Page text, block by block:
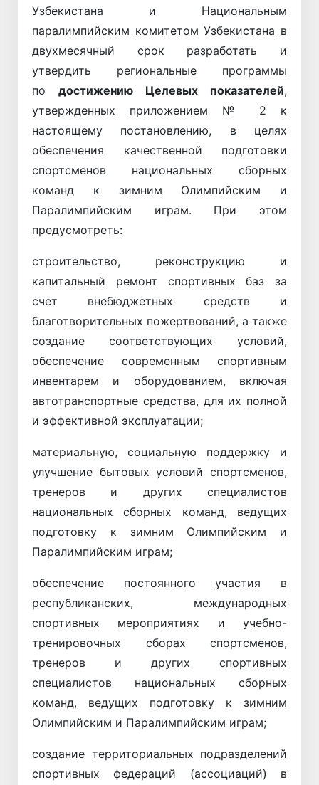
Узбекистана и Национальным
паралимпийским комитетом Узбекистана в
двухмесячный срок разработать и
утвердить региональные программы
по достижению Целевых показателей,
утвержденных приложением № 2 к
настоящему постановлению, в целях
обеспечения качественной подготовки
спортсменов национальных сборных
команд к зимним Олимпийским и
Паралимпийским играм. При этом
предусмотреть:
строительство, реконструкцию и
капитальный ремонт спортивных баз за
счет внебюджетных средств и
благотворительных пожертвований, а также
создание соответствующих условий,
обеспечение современным спортивным
инвентарем и оборудованием, включая
автотранспортные средства, для их полной
и эффективной эксплуатации;
материальную, социальную поддержку и
улучшение бытовых условий спортсменов,
тренеров и других специалистов
национальных сборных команд, ведущих
подготовку к зимним Олимпийским и
Паралимпийским играм;
обеспечение постоянного участия в
республиканских, международных
спортивных мероприятиях и учебно-
тренировочных сборах спортсменов,
тренеров и других спортивных
специалистов национальных сборных
команд, ведущих подготовку к зимним
Олимпийским и Паралимпийским играм;
создание территориальных подразделений
спортивных федераций (ассоциаций) в